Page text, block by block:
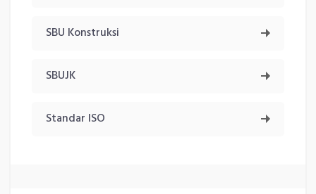
SBU Konstruksi
SBUJK
Standar ISO